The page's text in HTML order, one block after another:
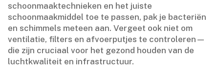
schoonmaaktechnieken en het juiste
schoonmaakmiddel toe te passen, pak je bacteriën
en schimmels meteen aan.​ Vergeet ook niet om
ventilatie, filters en afvoerputjes te controleren—
die zijn cruciaal voor het gezond houden van de
luchtkwaliteit en infrastructuur.​